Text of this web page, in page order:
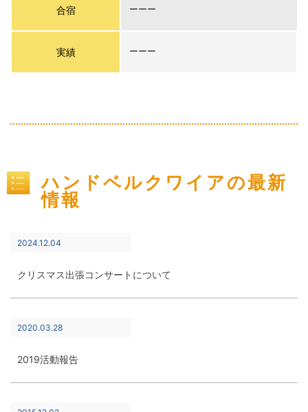
合宿 ーーー
実績 ーーー
ハンドベルクワイアの最新
情報
2024.12.04
クリスマス出張コンサートについて
2020.03.28
2019活動報告